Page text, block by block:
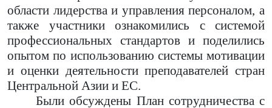
области лидерства и управления персоналом, а
также участники ознакомились с системой
профессиональных стандартов и поделились
опытом по использованию системы мотивации
и оценки деятельности преподавателей стран
Центральной Азии и ЕС.
Были обсуждены План сотрудничества с